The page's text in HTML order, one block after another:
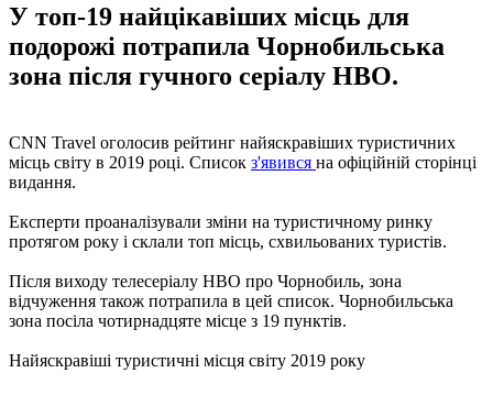
У топ-19 найцікавіших місць для
подорожі потрапила Чорнобильська
зона після гучного серіалу НВО.
CNN Travel оголосив рейтинг найяскравіших туристичних
місць світу в 2019 році. Список з'явився на офіційній сторінці
видання.
Експерти проаналізували зміни на туристичному ринку
протягом року і склали топ місць, схвильованих туристів.
Після виходу телесеріалу НВО про Чорнобиль, зона
відчуження також потрапила в цей список. Чорнобильська
зона посіла чотирнадцяте місце з 19 пунктів.
Найяскравіші туристичні місця світу 2019 року